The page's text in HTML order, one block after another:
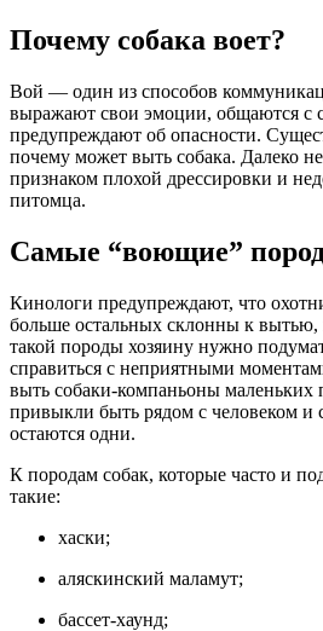
Почему собака воет?
Вой — один из способов
выражают свои эмоции, общаются с
предупреждают об опасности.
почему может выть собака. Далеко не
признаком плохой дрессировки и
питомца.
Самые “воющие”
Кинологи предупреждают, что
больше остальных склонны к
такой породы хозяину нужно
справиться с неприятными
выть собаки-компаньоны маленьких
привыкли быть рядом с человеком и
остаются одни.
К породам собак, которые часто и
такие:
хаски;
аляскинский маламут;
бассет-хаунд;